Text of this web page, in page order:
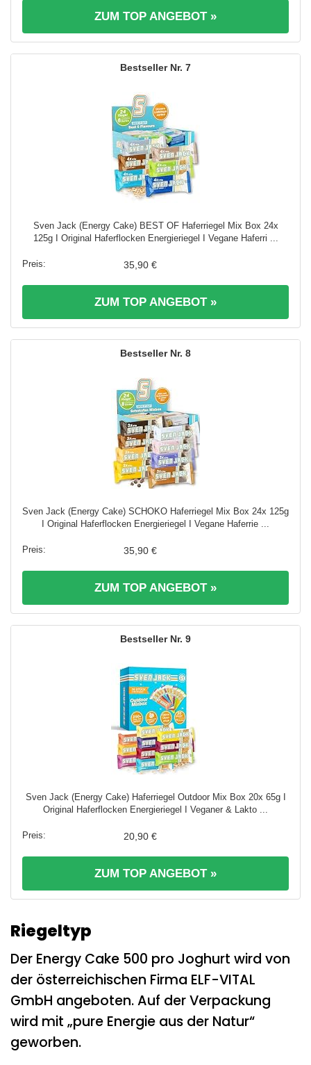
ZUM TOP ANGEBOT »
7
Sven Jack (Energy Cake) BEST OF Haferriegel Mix Box 24x
125g I Original Haferflocken Energieriegel I Vegane Haferri ...
35,90 €
ZUM TOP ANGEBOT »
8
Sven Jack (Energy Cake) SCHOKO Haferriegel Mix Box 24x 125g
I Original Haferflocken Energieriegel I Vegane Haferrie ...
35,90 €
ZUM TOP ANGEBOT »
9
Sven Jack (Energy Cake) Haferriegel Outdoor Mix Box 20x 65g I
Original Haferflocken Energieriegel I Veganer & Lakto ...
20,90 €
ZUM TOP ANGEBOT »
Riegeltyp
Der Energy Cake 500 pro Joghurt wird von
der österreichischen Firma ELF-VITAL
GmbH angeboten. Auf der Verpackung
wird mit „pure Energie aus der Natur“
geworben.